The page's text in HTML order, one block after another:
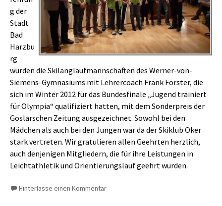
g der
Stadt
Bad
Harzbu
rg
wurden die Skilanglaufmannschaften des Werner-von-
Siemens-Gymnasiums mit Lehrercoach Frank Förster, die
sich im Winter 2012 für das Bundesfinale „Jugend trainiert
für Olympia“ qualifiziert hatten, mit dem Sonderpreis der
Goslarschen Zeitung ausgezeichnet. Sowohl bei den
Mädchen als auch bei den Jungen war da der Skiklub Oker
stark vertreten. Wir gratulieren allen Geehrten herzlich,
auch denjenigen Mitgliedern, die für ihre Leistungen in
Leichtathletik und Orientierungslauf geehrt wurden.
Hinterlasse einen Kommentar